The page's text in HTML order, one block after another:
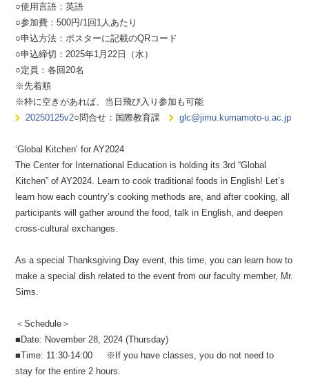
○使用言語：英語
○参加費：500円/1回1人あたり
○申込方法：ポスターに記載のQRコード
○申込締切：2025年1月22日（水）
○定員：各回20名
※先着順
※枠に空きがあれば、当日飛び入り参加も可能
20250125v2○問合せ：国際教育課 glc@jimu.kumamoto-u.ac.jp
‘Global Kitchen’ for AY2024
The Center for International Education is holding its 3rd “Global
Kitchen” of AY2024. Learn to cook traditional foods in English! Let’s
learn how each country’s cooking methods are, and after cooking, all
participants will gather around the food, talk in English, and deepen
cross-cultural exchanges.
As a special Thanksgiving Day event, this time, you can learn how to
make a special dish related to the event from our faculty member, Mr.
Sims.
＜Schedule＞
■Date: November 28, 2024 (Thursday)
■Time: 11:30-14:00 ※If you have classes, you do not need to
stay for the entire 2 hours.